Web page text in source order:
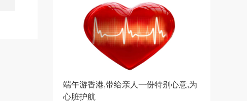
端午游香港,带给亲人一份特别心意,为
心脏护航